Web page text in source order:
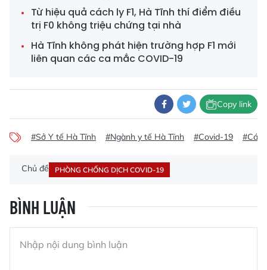
Từ hiệu quả cách ly F1, Hà Tĩnh thí điểm điều
trị F0 không triệu chứng tại nhà
Hà Tĩnh không phát hiện trường hợp F1 mới
liên quan các ca mắc COVID-19
Copy link
#Sở Y tế Hà Tĩnh #Ngành y tế Hà Tĩnh #Covid-19
Chủ đề PHÒNG CHỐNG DỊCH COVID-19
BÌNH LUẬN